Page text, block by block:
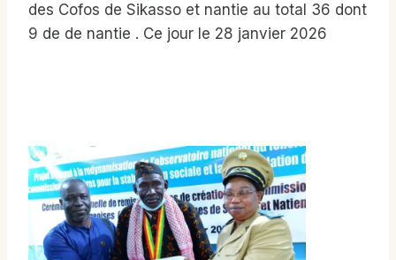
des Cofos de Sikasso et nantie au total 36 dont
9 de de nantie . Ce jour le 28 janvier 2026